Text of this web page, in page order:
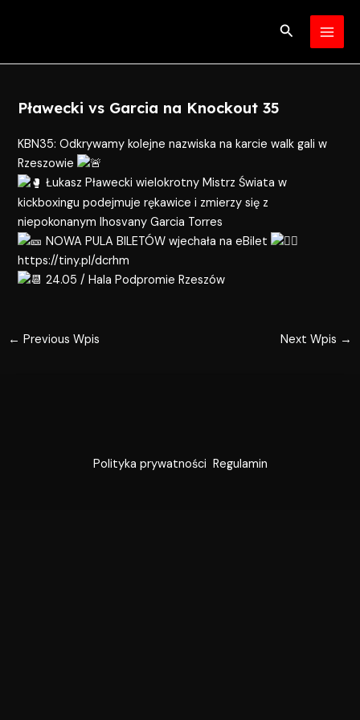
Search
Pławecki vs Garcia na Knockout 35
KBN35: Odkrywamy kolejne nazwiska na karcie walk gali w
Rzeszowie
Łukasz Pławecki wielokrotny Mistrz Świata w
kickboxingu podejmuje rękawice i zmierzy się z
niepokonanymIhosvany Garcia Torres
NOWA PULA BILETÓW wjechała na eBilet
https://tiny.pl/dcrhm
24.05 / Hala Podpromie Rzeszów
← Previous Wpis Next Wpis →
Polityka prywatności Regulamin